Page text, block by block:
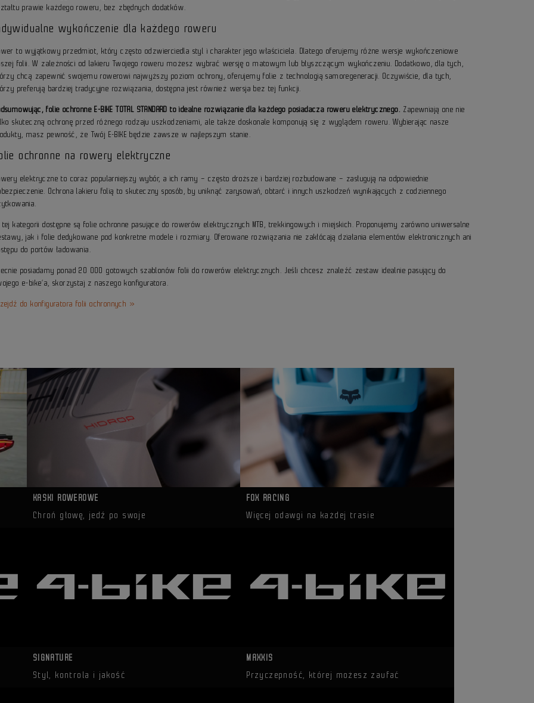
prawie każdego roweru, bez zbędnych dodatków.
wykończenie dla każdego roweru
to wyjątkowy przedmiot, który często odzwierciedla styl i charakter jego właściciela. Dlatego oferujemy różne wersje wykończeniowe
folii. W zależności od lakieru Twojego roweru możesz wybrać wersję o matowym lub błyszczącym wykończeniu. Dodatkowo, dla tych,
chcą zapewnić swojemu rowerowi najwyższy poziom ochrony, oferujemy folie z technologią samoregeneracji. Oczywiście, dla tych,
preferują bardziej tradycyjne rozwiązania, dostępna jest również wersja bez tej funkcji.
folie ochronne E-BIKE TOTAL STANDARD to idealne rozwiązanie dla każdego posiadacza roweru elektrycznego. Zapewniają one nie
skuteczną ochronę przed różnego rodzaju uszkodzeniami, ale także doskonale komponują się z wyglądem roweru. Wybierając nasze
masz pewność, że Twój E-BIKE będzie zawsze w najlepszym stanie.
ochronne na rowery elektryczne
elektryczne to coraz popularniejszy wybór, a ich ramy – często droższe i bardziej rozbudowane – zasługują na odpowiednie
Ochrona lakieru folią to skuteczny sposób, by uniknąć zarysowań, obtarć i innych uszkodzeń wynikających z codziennego
tej kategorii dostępne są folie ochronne pasujące do rowerów elektrycznych MTB, trekkingowych i miejskich. Proponujemy zarówno uniwersalne
jak i folie dedykowane pod konkretne modele i rozmiary. Oferowane rozwiązania nie zakłócają działania elementów elektronicznych ani
do portów ładowania.
posiadamy ponad 20 000 gotowych szablonów folii do rowerów elektrycznych. Jeśli chcesz znaleźć zestaw idealnie pasujący do
e-bike’a, skorzystaj z naszego konfiguratora.
do konfiguratora folii ochronnych »
KASKI ROWEROWE
Chroń głowę, jedź po swoje
FOX RACING
Więcej odawgi na każdej trasie
SIGNATURE
Styl, kontrola i jakość
MAXXIS
Przyczepność, której możesz zaufać